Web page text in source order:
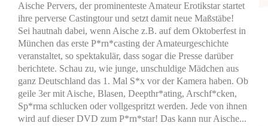
Aische Pervers, der prominenteste Amateur Erotikstar startet
ihre perverse Castingtour und setzt damit neue Maßstäbe!
Sei hautnah dabei, wenn Aische z.B. auf dem Oktoberfest in
München das erste P*rn*casting der Amateurgeschichte
veranstaltet, so spektakulär, dass sogar die Presse darüber
berichtete. Schau zu, wie junge, unschuldige Mädchen aus
ganz Deutschland das 1. Mal S*x vor der Kamera haben. Ob
geile 3er mit Aische, Blasen, Deepthr*ating, Arschf*cken,
Sp*rma schlucken oder vollgespritzt werden. Jede von ihnen
wird auf dieser DVD zum P*rn*star! Das kann nur Aische...